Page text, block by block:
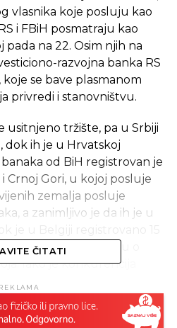
vlasnika koje posluju kao
i FBiH posmatraju kao
na 22. Osim njih na
razvojna banka RS
koje se bave plasmanom
privredi i stanovništvu.
usitnjeno tržište, pa u Srbiji
dok ih je u Hrvatskoj
od BiH registrovan je
Crnoj Gori, u kojoj posluje
zemalja posluje
a zanimljivo je da ih je u
ozbiljno razmišljaju o
Iako je konkurencija
ČITATI
REKLAMA